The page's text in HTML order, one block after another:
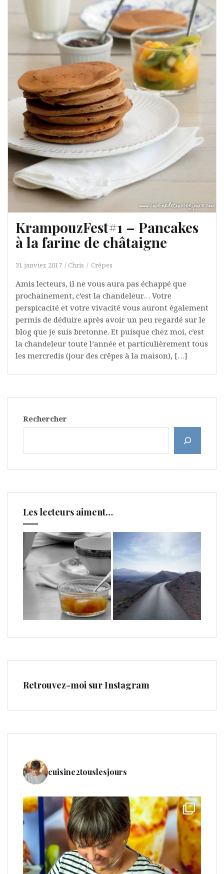
KrampouzFest#1 – Pancakes
à la farine de châtaigne
31 janvier, 2017 Chris Crêpes
Amis lecteurs, il ne vous aura pas échappé que
prochainement, c’est la chandeleur… Votre
perspicacité et votre vivacité vous auront également
permis de déduire après avoir un peu regardé sur le
blog que je suis bretonne. Et puisque chez moi, c’est
la chandeleur toute l’année et particulièrement tous
les mercredis (jour des crêpes à la maison), […]
Rechercher
Les lecteurs aiment…
Retrouvez-moi sur Instagram
cuisine2touslesjours